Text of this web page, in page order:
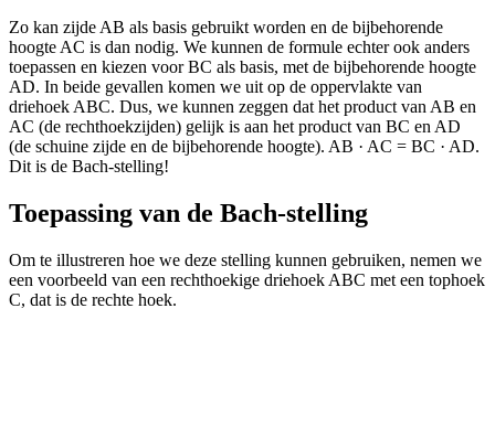
Zo kan zijde AB als basis gebruikt worden en de bijbehorende
hoogte AC is dan nodig. We kunnen de formule echter ook anders
toepassen en kiezen voor BC als basis, met de bijbehorende hoogte
AD. In beide gevallen komen we uit op de oppervlakte van
driehoek ABC. Dus, we kunnen zeggen dat het product van AB en
AC (de rechthoekzijden) gelijk is aan het product van BC en AD
(de schuine zijde en de bijbehorende hoogte). AB · AC = BC · AD.
Dit is de Bach-stelling!
Toepassing van de Bach-stelling
Om te illustreren hoe we deze stelling kunnen gebruiken, nemen we
een voorbeeld van een rechthoekige driehoek ABC met een tophoek
C, dat is de rechte hoek.